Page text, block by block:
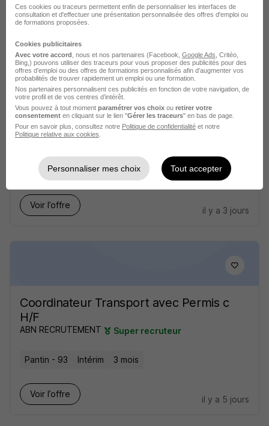
Voir l’offre
Responsable Plan Transport &
Réseau Partenaires H/F
Courbevoie - 92 CDI 70 000 - 85 000 € / an
Voir l’offre
il y a 3 jours
Coordinateur Transport avec Permis c
H/F
ABN RECRUTEMENT Super recruteur
Pantin - 93 Intérim 3 mois
Voir l’offre
il y a 5 jours
Ces cookies ou traceurs permettent enfin de personnaliser les interfaces de
consultation et d'effectuer une présentation personnalisée des offres d'emploi ou
de formations proposées.
Cookies publicitaires
Avec votre accord , nous et nos partenaires (Facebook, Google Ads , Critéo,
Bing,) pouvons utiliser des traceurs pour vous proposer des publicités pour des
offres d’emploi ou des offres de formations personnalisés afin d’augmenter vos
probabilités de trouver rapidement un emploi ou une formation.
Nos partenaires personnalisent ces publicités en fonction de votre navigation, de
votre profil et de vos centres d’intérêt.
Vous pouvez à tout moment paramétrer vos choix ou retirer votre
consentement en cliquant sur le lien "Gérer les traceurs" en bas de page.
Pour en savoir plus, consultez notre Politique de confidentialité et notre
Politique relative aux cookies
Personnaliser mes choix Tout accepter